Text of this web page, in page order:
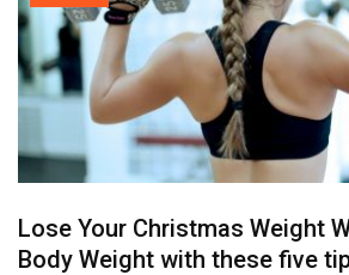
Lose Your Christmas Weight
Body Weight with these five